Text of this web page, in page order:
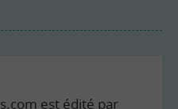
est édité par